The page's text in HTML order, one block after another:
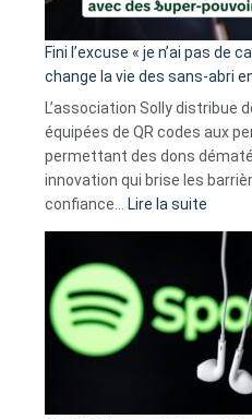
Fini l’excuse « je n’ai pas de
change la vie des sans-abri
L’association Solly distribue
équipées de QR codes aux
permettant des dons
innovation qui brise les
confiance…
Lire la suite
je
n’ai
pas
de
cash